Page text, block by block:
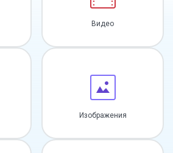
Видео
Изображения